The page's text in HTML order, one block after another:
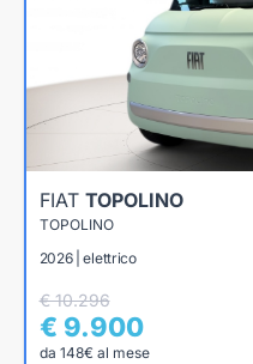
FIAT TOPOLINO
TOPOLINO
2026 | elettrico
€ 10.296
€ 9.900
da 148€ al mese